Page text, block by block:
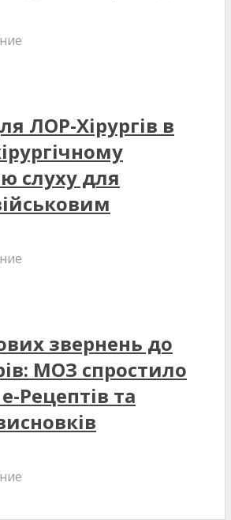
ЛОР-Хірургів в
слуху для
звернень до
МОЗ спростило
Рецептів та